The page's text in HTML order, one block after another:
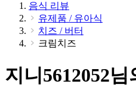
음식 리뷰
유제품 / 유아식
치즈 / 버터
크림치즈
지니5612052